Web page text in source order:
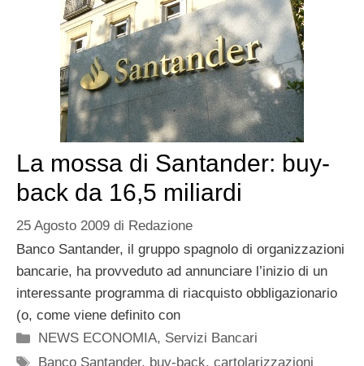
La mossa di Santander: buy-
back da 16,5 miliardi
25 Agosto 2009 di Redazione
Banco Santander, il gruppo spagnolo di organizzazioni
bancarie, ha provveduto ad annunciare l’inizio di un
interessante programma di riacquisto obbligazionario
(o, come viene definito con
Categorie
NEWS ECONOMIA, Servizi Bancari
Tag
Banco Santander, buy-back,cartolarizzazioni